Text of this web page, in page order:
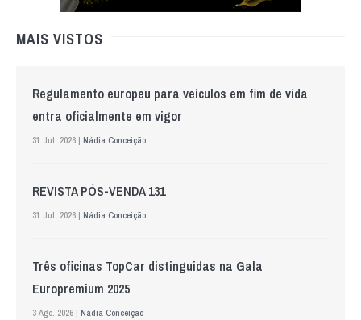
MAIS VISTOS
Regulamento europeu para veículos em fim de vida
entra oficialmente em vigor
31 Jul. 2026 | Nádia Conceição
REVISTA PÓS-VENDA 131
31 Jul. 2026 | Nádia Conceição
Três oficinas TopCar distinguidas na Gala
Europremium 2025
3 Ago. 2026 | Nádia Conceição